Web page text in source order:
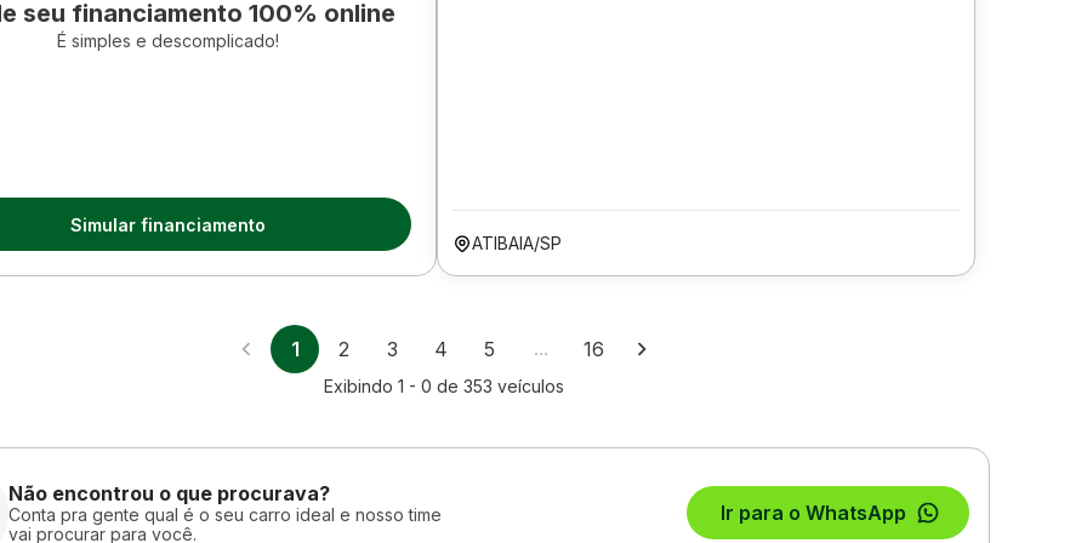
seu financiamento 100% online
É simples e descomplicado!
Simular financiamento
ATIBAIA/SP
1 2 3 4 5 … 16
Exibindo 1 - 0 de 353 veículos
Não encontrou o que procurava?
Conta pra gente qual é o seu carro ideal e nosso time
vai procurar para você.
Ir para o WhatsApp